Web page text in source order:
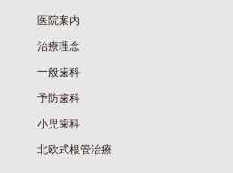
医院案内
治療理念
一般歯科
予防歯科
小児歯科
北欧式根管治療